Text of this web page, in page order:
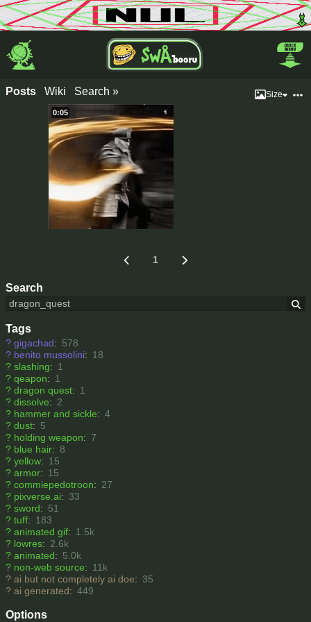
Search
Tags
? gigachad: 578
? benito mussolini: 18
? slashing: 1
? qeapon: 1
? dragon quest: 1
? dissolve: 2
? hammer and sickle: 4
? dust: 5
? holding weapon: 7
? blue hair: 8
? yellow: 15
? armor: 15
? commiepedotroon: 27
? pixverse.ai: 33
? sword: 51
? tuff: 183
? animated gif: 1.5k
? lowres: 2.6k
? animated: 5.0k
? non-web source: 11k
? ai but not completely ai doe: 35
? ai generated: 449
Options
Posts Wiki Search » Size
0:05
1